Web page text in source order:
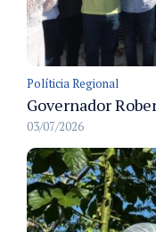
Políticia Regional
03/07/2026